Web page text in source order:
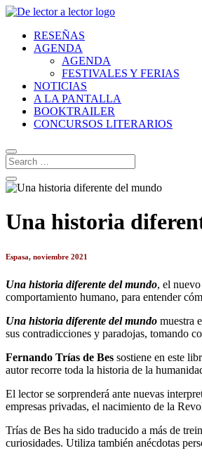
RESEÑAS
AGENDA
AGENDA
FESTIVALES Y FERIAS
NOTICIAS
A LA PANTALLA
BOOKTRAILER
CONCURSOS LITERARIOS
Una historia
Espasa, noviembre 2021
Una historia diferente del mundo, el
comportamiento humano, para entender
Una historia diferente del mundo muestra
sus contradicciones y paradojas, tomando
Fernando Trías de Bes sostiene en este
autor recorre toda la historia de la
El lector se sorprenderá ante nuevas
empresas privadas, el nacimiento de la
Trías de Bes ha sido traducido a más de
curiosidades. Utiliza también anécdotas